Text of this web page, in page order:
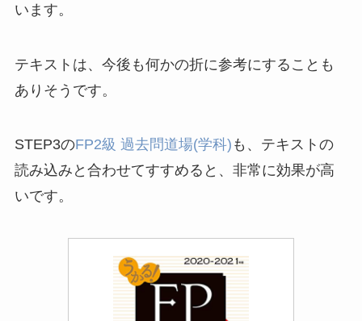
います。
テキストは、今後も何かの折に参考にすることも
ありそうです。
STEP3のFP2級 過去問道場(学科) も、テキストの
読み込みと合わせてすすめると、非常に効果が高
いです。